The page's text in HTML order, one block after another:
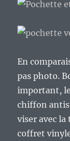
En
pas photo.
important,
chiffon
viser avec
coffret